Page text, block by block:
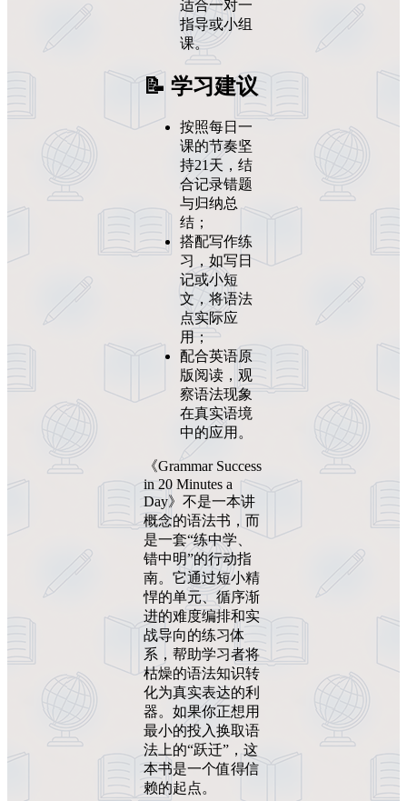
适合一对一
指导或小组
课。
📝 学习建议
按照每日一
课的节奏坚
持21天，结
合记录错题
与归纳总
结；
搭配写作练
习，如写日
记或小短
文，将语法
点实际应
用；
配合英语原
版阅读，观
察语法现象
在真实语境
中的应用。
《Grammar Success
in 20 Minutes a
Day》不是一本讲
概念的语法书，而
是一套“练中学、
错中明”的行动指
南。它通过短小精
悍的单元、循序渐
进的难度编排和实
战导向的练习体
系，帮助学习者将
枯燥的语法知识转
化为真实表达的利
器。如果你正想用
最小的投入换取语
法上的“跃迁”，这
本书是一个值得信
赖的起点。